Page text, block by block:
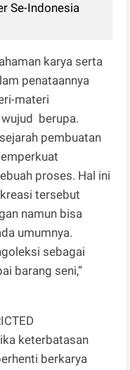
Se-Indonesia
karya serta
penataannya
materi
berupa.
pembuatan
proses. Hal ini
tersebut
namun bisa
umumnya.
sebagai
barang seni,”
keterbatasan
berkarya